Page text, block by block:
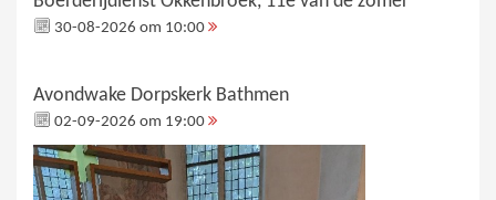
30-08-2026 om 10:00
Avondwake Dorpskerk Bathmen
02-09-2026 om 19:00